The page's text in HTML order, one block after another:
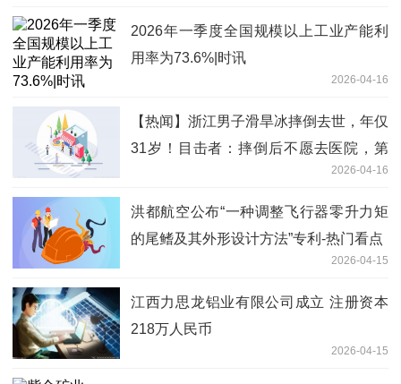
2026年一季度全国规模以上工业产能利
用率为73.6%|时讯
2026-04-16
【热闻】浙江男子滑旱冰摔倒去世，年仅
31岁！目击者：摔倒后不愿去医院，第
2026-04-16
洪都航空公布“一种调整飞行器零升力矩
的尾鳍及其外形设计方法”专利-热门看点
2026-04-15
江西力思龙铝业有限公司成立 注册资本
218万人民币
2026-04-15